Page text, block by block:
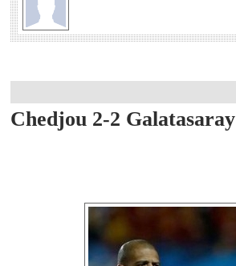
Chedjou 2-2 Galatasaray